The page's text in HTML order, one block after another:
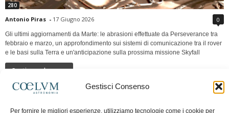
Gestisci Consenso
Per fornire le migliori esperienze, utilizziamo tecnologie come i cookie per
280
Antonio Piras - 17 Giugno 2026 0
Gli ultimi aggiornamenti da Marte: le abrasioni effettuate da Perseverance tra
febbraio e marzo, un approfondimento sui sistemi di comunicazione tra il rover
e le basi sulla Terra e un'anticipazione sulla prossima missione Skyfall
Continua a leggere